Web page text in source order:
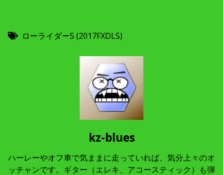
ローライダーS (2017FXDLS)
kz-blues
ハーレーやオフ車で気ままに走っていれば、気分上々のオ
ッチャンです。ギター（エレキ、アコースティック）も弾